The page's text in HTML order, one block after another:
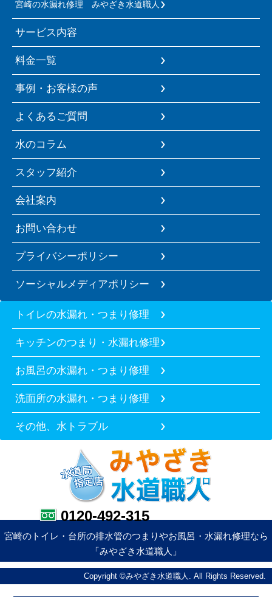
宮崎の水漏れ修理 みやざき水道職人
サービス内容
料金一覧
事例・お客様の声
よくあるご質問
水のコラム
スタッフ紹介
会社案内
お問い合わせ
プライバシーポリシー
ソーシャルメディアポリシー
トイレの水漏れ・つまり修理
キッチンのつまり・水漏れ修理
お風呂の水漏れ・つまり修理
洗面所の水漏れ・つまり修理
その他、水トラブル
0120-492-315
宮崎のトイレ・台所の排水管のつまりやお風呂・水漏れ修理なら
「みやざき水道職人」
Copyright ©みやざき水道職人. All Rights Reserved.